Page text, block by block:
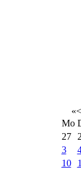
«<
Mo
27
3
10